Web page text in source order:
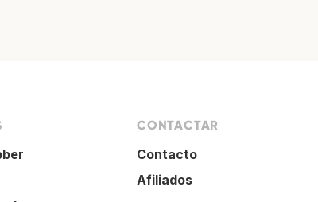
CONTACTAR
Contacto
Afiliados